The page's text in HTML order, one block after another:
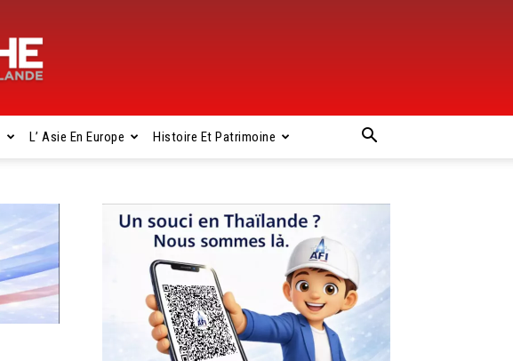
L’ Asie En Europe Histoire Et Patrimoine